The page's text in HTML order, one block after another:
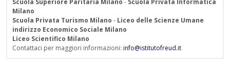
Scuola Superiore Paritaria Milano - Scuola Privata Informatica
Milano
Scuola Privata Turismo Milano - Liceo delle Scienze Umane
indirizzo Economico Sociale Milano
Liceo Scientifico Milano
Contattaci per maggiori informazioni: info@istitutofreud.it